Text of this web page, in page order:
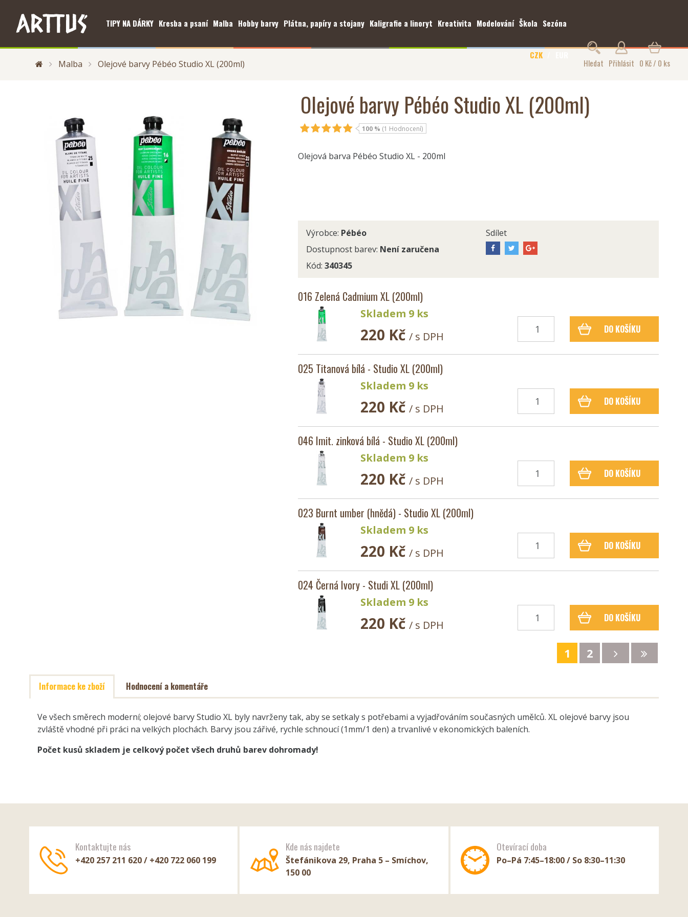
TIPY NA DÁRKY Kresba a psaní Malba Hobby barvy Plátna, papíry a stojany Kaligrafie a linoryt Kreativita Modelování Škola Sezóna
CZK
Hledat Přihlásit 0 Kč / 0 ks
Malba Olejové barvy Pébéo Studio XL (200ml)
Olejové barvy Pébéo Studio XL (200ml)
100 % (1 Hodnocení)
Olejová barva Pébéo Studio XL - 200ml
Výrobce: Pébéo
Dostupnost barev: Není zaručena
Kód: 340345
Sdílet
016 Zelená Cadmium XL (200ml)
Skladem 9 ks
220 Kč/ s DPH
DO KOŠÍKU
025 Titanová bílá - Studio XL (200ml)
Skladem 9 ks
220 Kč/ s DPH
DO KOŠÍKU
046 Imit. zinková bílá - Studio XL (200ml)
Skladem 9 ks
220 Kč/ s DPH
DO KOŠÍKU
023 Burnt umber (hnědá) - Studio XL (200ml)
Skladem 9 ks
220 Kč/ s DPH
DO KOŠÍKU
024 Černá Ivory - Studi XL (200ml)
Skladem 9 ks
220 Kč/ s DPH
DO KOŠÍKU
1 2
Informace ke zboží Hodnocení a komentáře
Ve všech směrech moderní; olejové barvy Studio XL byly navrženy tak, aby se setkaly s potřebami a vyjadřováním současných umělců. XL olejové barvy jsou
zvláště vhodné při práci na velkých plochách. Barvy jsou zářivé, rychle schnoucí (1mm/1 den) a trvanlivé v ekonomických baleních.
Počet kusů skladem je celkový počet všech druhů barev dohromady!
Kontaktujte nás
+420 257 211 620 / +420 722 060 199
Kde nás najdete
Štefánikova 29, Praha 5 – Smíchov,
150 00
Otevírací doba
Po–Pá 7:45–18:00 / So 8:30–11:30